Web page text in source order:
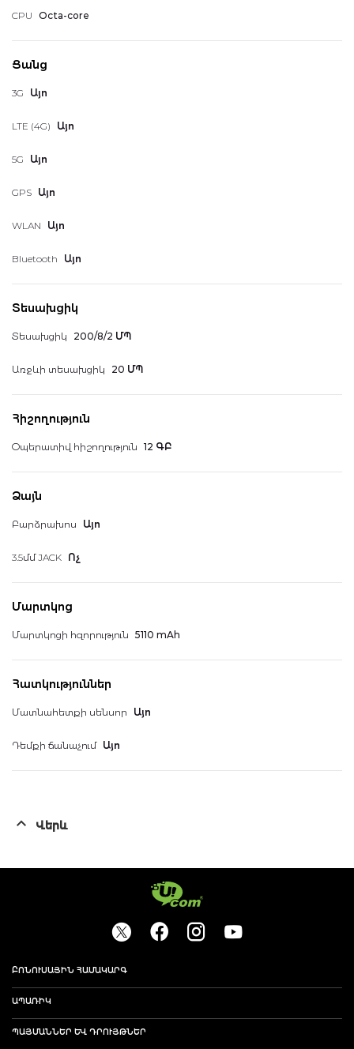
CPU Octa-core
Ցանց
3G Այո
LTE (4G) Այո
5G Այո
GPS Այո
WLAN Այո
Bluetooth Այո
Տեսախցիկ
Տեսախցիկ 200/8/2 ՄՊ
Առջևի տեսախցիկ 20 ՄՊ
Հիշողություն
Օպերատիվ հիշողություն 12 ԳԲ
Ձայն
Բարձրախոս Այո
3.5մմ JACK Ոչ
Մարտկոց
Մարտկոցի հզորություն 5110 mAh
Հատկություններ
Մատնահետքի սենսոր Այո
Դեմքի ճանաչում Այո
Վերև
ԲՈՆՈՒՍԱՅԻՆ ՀԱՄԱԿԱՐԳ
ԱՊԱՌԻԿ
ՊԱՅՄԱՆՆԵՐ ԵՒ ԴՐՈՒՅԹՆԵՐ
Դուրս գալ